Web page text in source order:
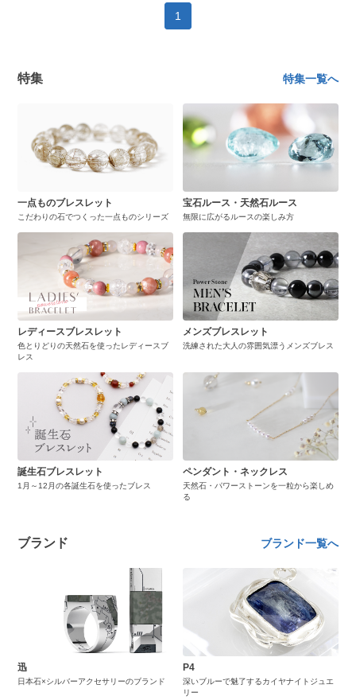
1
特集 特集一覧へ
一点ものブレスレット
こだわりの石でつくった一点ものシリーズ
宝石ルース・天然石ルース
無限に広がるルースの楽しみ方
レディースブレスレット
色とりどりの天然石を使ったレディースブ
レス
メンズブレスレット
洗練された大人の雰囲気漂うメンズブレス
誕生石ブレスレット
1月～12月の各誕生石を使ったブレス
ペンダント・ネックレス
天然石・パワーストーンを一粒から楽しめ
る
ブランド ブランド一覧へ
迅
日本石×シルバーアクセサリーのブランド
P4
深いブルーで魅了するカイヤナイトジュエ
リー